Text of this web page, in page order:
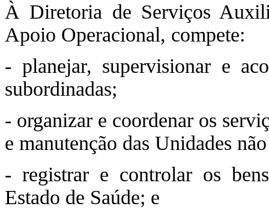
À Diretoria de Serviços
Apoio Operacional, compete:
- planejar, supervisionar e
subordinadas;
- organizar e coordenar os
e manutenção das Unidades
- registrar e controlar os
Estado de Saúde; e